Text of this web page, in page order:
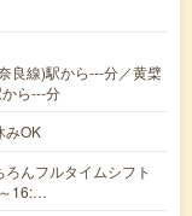
良線)駅から---分／黄檗
ら---分
OK
んフルタイムシフト
16:…